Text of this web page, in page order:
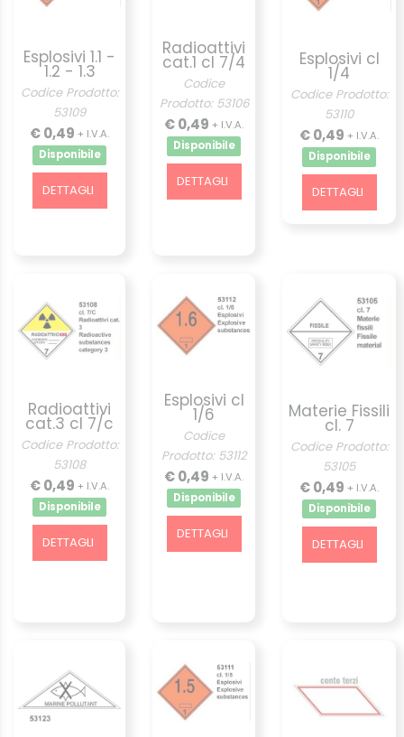
Esplosivi 1.1 -
1.2 - 1.3
Codice Prodotto:
53109
€ 0,49 + I.V.A.
Disponibile
DETTAGLI
Radioattivi
cat.1 cl 7/4
Codice
Prodotto: 53106
€ 0,49 + I.V.A.
Disponibile
DETTAGLI
Esplosivi cl
1/4
Codice Prodotto:
53110
€ 0,49 + I.V.A.
Disponibile
DETTAGLI
Radioattivi
cat.3 cl 7/c
Codice Prodotto:
53108
€ 0,49 + I.V.A.
Disponibile
DETTAGLI
Esplosivi cl
1/6
Codice
Prodotto: 53112
€ 0,49 + I.V.A.
Disponibile
DETTAGLI
Materie Fissili
cl. 7
Codice Prodotto:
53105
€ 0,49 + I.V.A.
Disponibile
DETTAGLI